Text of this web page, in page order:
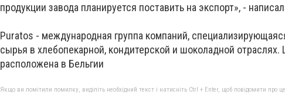
продукции завода планируется поставить на экспорт», -
Puratos - международная группа компаний,
сырья в хлебопекарной, кондитерской и шоколадной отраслях.
расположена в Бельгии
Якщо ви помітили помилку, виділіть необхідний текст і натисніть Ctrl + Enter, щоб повідомити про